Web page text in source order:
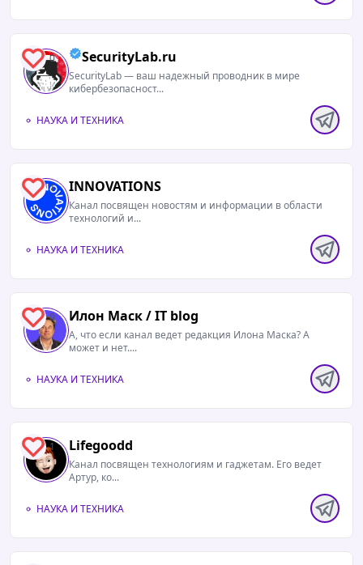
21.03.2026 / 06:03
Сверхмассивная чёрная дыра TON 618⁠⁠ — самая
крупная из всех, когда-либо обнаруженных
0 SecurityLab.ru
SecurityLab — ваш надежный проводник в мире
кибербезопасност...
НАУКА И ТЕХНИКА
1 INNOVATIONS
Канал посвящен новостям и информации в области
технологий и...
НАУКА И ТЕХНИКА
0 Илон Маск / IT blog
А, что если канал ведет редакция Илона Маска? А
может и нет....
НАУКА И ТЕХНИКА
1 Lifegoodd
Канал посвящен технологиям и гаджетам. Его ведет
Артур, ко...
НАУКА И ТЕХНИКА